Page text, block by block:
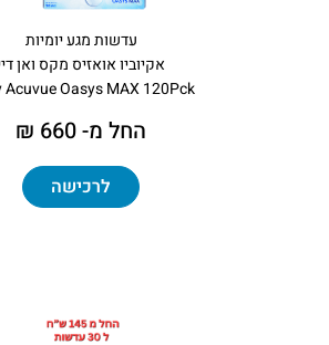
עדשות מגע יומיות
אקיוביו אואזיס מקס ואן
Acuvue Oasys MAX 120Pck
החל מ- 660 ₪
לרכישה